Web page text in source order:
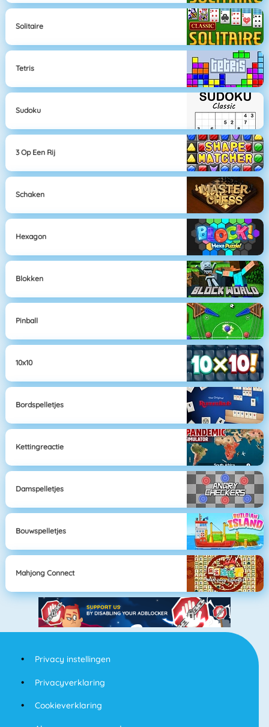
Solitaire
Tetris
Sudoku
3 Op Een Rij
Schaken
Hexagon
Blokken
Pinball
10x10
Bordspelletjes
Kettingreactie
Damspelletjes
Bouwspelletjes
Mahjong Connect
Privacy instellingen
Privacyverklaring
Cookieverklaring